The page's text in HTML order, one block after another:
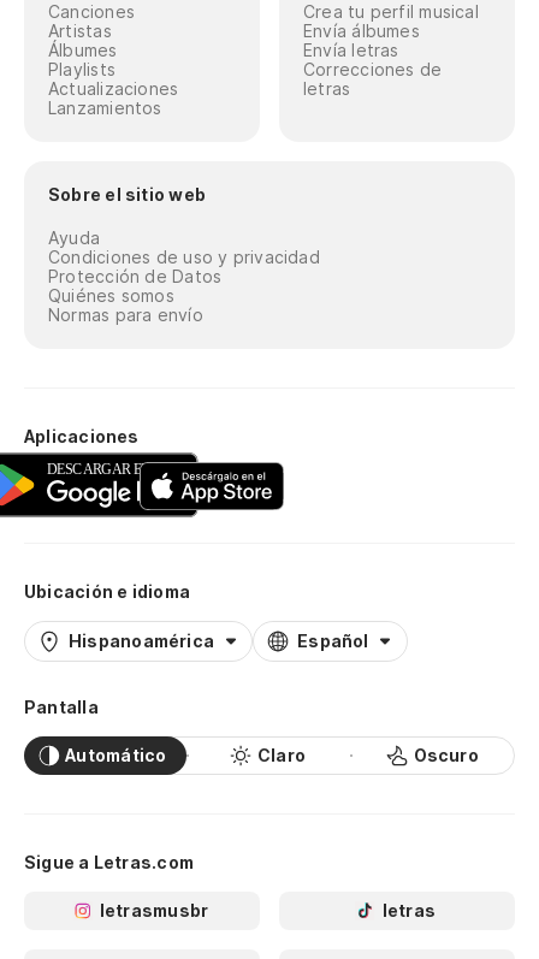
Canciones
Artistas
Álbumes
Playlists
Actualizaciones
Lanzamientos
Crea tu perfil musical
Envía álbumes
Envía letras
Correcciones de
letras
Sobre el sitio web
Ayuda
Condiciones de uso y privacidad
Protección de Datos
Quiénes somos
Normas para envío
Aplicaciones
Ubicación e idioma
Hispanoamérica Español
Pantalla
Automático Claro Oscuro
Sigue a Letras.com
letrasmusbr letras